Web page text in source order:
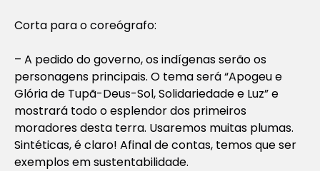
Corta para o coreógrafo:
– A pedido do governo, os indígenas serão os
personagens principais. O tema será “Apogeu e
Glória de Tupã-Deus-Sol, Solidariedade e Luz” e
mostrará todo o esplendor dos primeiros
moradores desta terra. Usaremos muitas plumas.
Sintéticas, é claro! Afinal de contas, temos que ser
exemplos em sustentabilidade.